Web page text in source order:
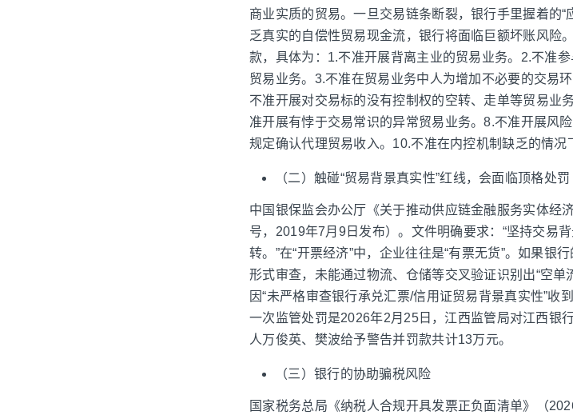
商业实质的贸易。一旦交易链条断裂，银行手里握着的“
乏真实的自偿性贸易现金流，银行将面临巨额坏账风险
款，具体为：1.不准开展背离主业的贸易业务。2.不准
贸易业务。3.不准在贸易业务中人为增加不必要的交易
不准开展对交易标的没有控制权的空转、走单等贸易业
准开展有悖于交易常识的异常贸易业务。8.不准开展风
规定确认代理贸易收入。10.不准在内控机制缺乏的情况
（二）触碰“贸易背景真实性”红线，会面临顶格处罚
中国银保监会办公厅《关于推动供应链金融服务实体经
号，2019年7月9日发布）。文件明确要求：“坚持交易
转。”在“开票经济”中，企业往往是“有票无货”。如果银
形式审查，未能通过物流、仓储等交叉验证识别出“空
因“未严格审查银行承兑汇票/信用证贸易背景真实性”收
一次监管处罚是2026年2月25日，江西监管局对江西银
人万俊英、樊波给予警告并罚款共计13万元。
（三）银行的协助骗税风险
国家税务总局《纳税人合规开具发票正负面清单》（